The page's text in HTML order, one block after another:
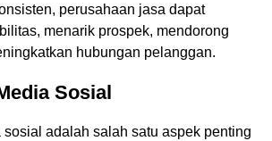
perusahaan jasa dapat
menarik prospek, mendorong
hubungan pelanggan.
Sosial
sosial adalah salah satu aspek penting